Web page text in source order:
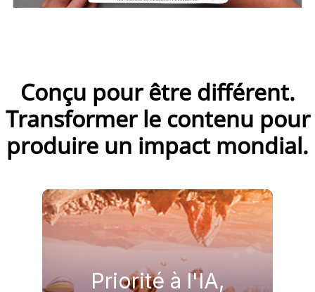
Conçu pour être différent.
Transformer le contenu pour
produire un impact mondial.
Priorité à l'IA,
marchés internationaux.
EN SAVOIR PLUS